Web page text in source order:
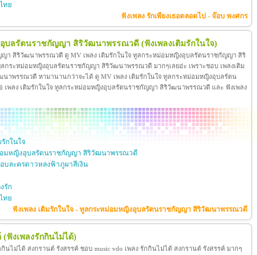
ทย
ฟังเพลง รักเพียงเธอตลอดไป - จ๊อบ พงศกร
อุบลรัตนราชกัญญา สิริวัฒนาพรรณวดี (ฟังเพลงเติมรักในใจ)
า สิริวัฒนาพรรณวดี ดู MV เพลง เติมรักในใจ ทูลกระหม่อมหญิงอุบลรัตนราชกัญญา สิริ
กระหม่อมหญิงอุบลรัตนราชกัญญา สิริวัฒนาพรรณวดี มากๆเลยอ่ะ เพราะชอบ เพลงเติม
พรรณวดี หามานานกว่าจะได้ ดู MV เพลง เติมรักในใจ ทูลกระหม่อมหญิงอุบลรัตน
พลง เติมรักในใจ ทูลกระหม่อมหญิงอุบลรัตนราชกัญญา สิริวัฒนาพรรณวดี และ ฟังเพลง
รักในใจ
มหญิงอุบลรัตนราชกัญญา สิริวัฒนาพรรณวดี
อบละครดาวหลงฟ้าภูผาสีเงิน
รัก
ทย
ฟังเพลง เติมรักในใจ - ทูลกระหม่อมหญิงอุบลรัตนราชกัญญา สิริวัฒนาพรรณวดี
(ฟังเพลงรักกินไม่ได้)
นไม่ได้ สงกรานต์ รังสรรค์ ชอบ music vdo เพลง รักกินไม่ได้ สงกรานต์ รังสรรค์ มากๆ